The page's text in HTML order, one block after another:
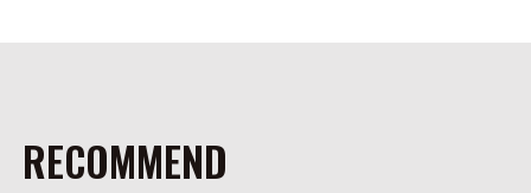
RECOMMEND